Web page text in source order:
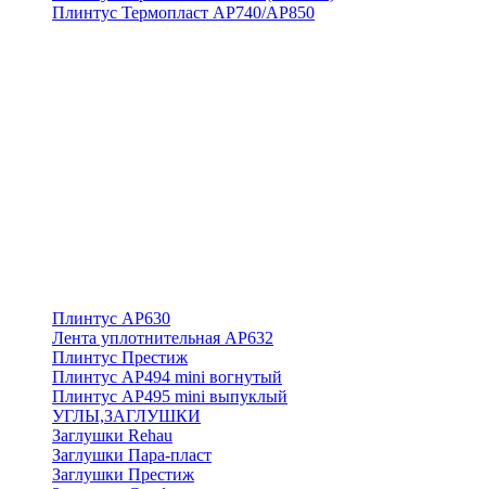
Плинтус Термопласт АР740/АР850
Плинтус АР630
Лента уплотнительная АР632
Плинтус Престиж
Плинтус АР494 mini вогнутый
Плинтус АР495 mini выпуклый
УГЛЫ,ЗАГЛУШКИ
Заглушки Rehau
Заглушки Пара-пласт
Заглушки Престиж